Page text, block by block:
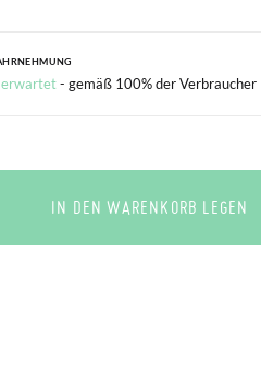
erwartet - gemäß 100% der Verbraucher
IN DEN WARENKORB LEGEN